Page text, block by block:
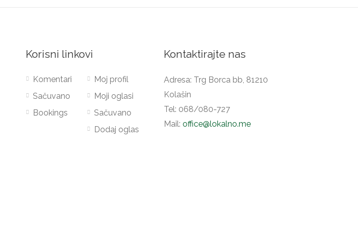
Korisni linkovi
Komentari
Sačuvano
Bookings
Moj profil
Moji oglasi
Sačuvano
Dodaj oglas
Kontaktirajte nas
Adresa: Trg Borca bb, 81210
Kolašin
Tel: 068/080-727
Mail: office@lokalno.me